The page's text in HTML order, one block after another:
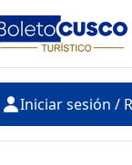
Iniciar
sesión
Iniciar sesión /
Los sorprendentes andenes circulares de Moray